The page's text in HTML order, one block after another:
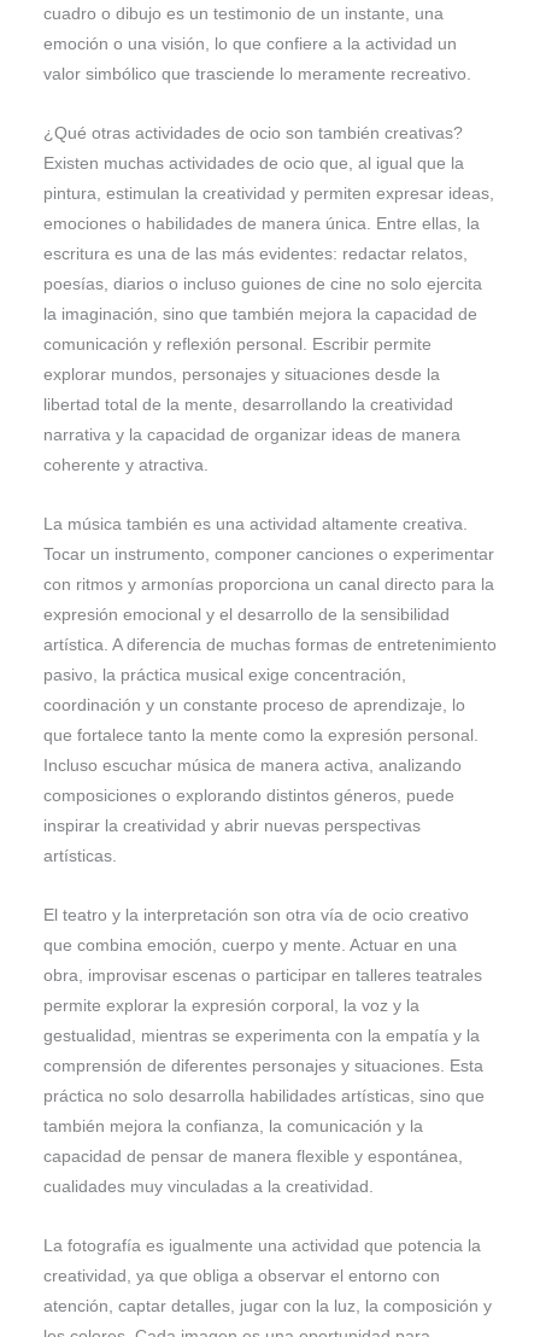
cuadro o dibujo es un testimonio de un instante, una
emoción o una visión, lo que confiere a la actividad un
valor simbólico que trasciende lo meramente recreativo.
¿Qué otras actividades de ocio son también creativas?
Existen muchas actividades de ocio que, al igual que la
pintura, estimulan la creatividad y permiten expresar ideas,
emociones o habilidades de manera única. Entre ellas, la
escritura es una de las más evidentes: redactar relatos,
poesías, diarios o incluso guiones de cine no solo ejercita
la imaginación, sino que también mejora la capacidad de
comunicación y reflexión personal. Escribir permite
explorar mundos, personajes y situaciones desde la
libertad total de la mente, desarrollando la creatividad
narrativa y la capacidad de organizar ideas de manera
coherente y atractiva.
La música también es una actividad altamente creativa.
Tocar un instrumento, componer canciones o experimentar
con ritmos y armonías proporciona un canal directo para la
expresión emocional y el desarrollo de la sensibilidad
artística. A diferencia de muchas formas de entretenimiento
pasivo, la práctica musical exige concentración,
coordinación y un constante proceso de aprendizaje, lo
que fortalece tanto la mente como la expresión personal.
Incluso escuchar música de manera activa, analizando
composiciones o explorando distintos géneros, puede
inspirar la creatividad y abrir nuevas perspectivas
artísticas.
El teatro y la interpretación son otra vía de ocio creativo
que combina emoción, cuerpo y mente. Actuar en una
obra, improvisar escenas o participar en talleres teatrales
permite explorar la expresión corporal, la voz y la
gestualidad, mientras se experimenta con la empatía y la
comprensión de diferentes personajes y situaciones. Esta
práctica no solo desarrolla habilidades artísticas, sino que
también mejora la confianza, la comunicación y la
capacidad de pensar de manera flexible y espontánea,
cualidades muy vinculadas a la creatividad.
La fotografía es igualmente una actividad que potencia la
creatividad, ya que obliga a observar el entorno con
atención, captar detalles, jugar con la luz, la composición y